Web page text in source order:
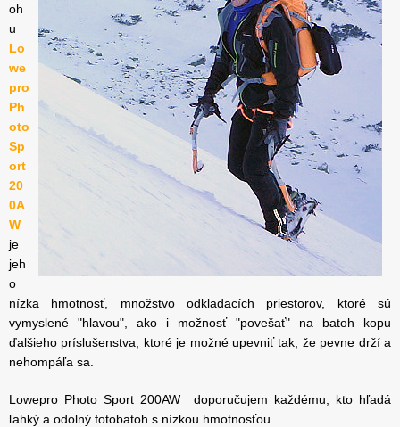
oh
u
Lo
we
pro
Ph
oto
Sp
ort
20
0A
W
je
jeh
o
nízka hmotnosť, množstvo odkladacích priestorov, ktoré sú
vymyslené "hlavou", ako i možnosť "povešať" na batoh kopu
ďalšieho príslušenstva, ktoré je možné upevniť tak, že pevne drží a
nehompáľa sa.
Lowepro Photo Sport 200AW doporučujem každému, kto hľadá
ľahký a odolný fotobatoh s nízkou hmotnosťou.